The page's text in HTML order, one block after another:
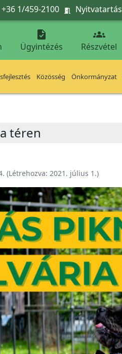
1/459-2100  Nyitvatartás

Ügyintézés

Részvétel
Közösség Önkormányzat
téren
(Létrehozva: 2021. július 1.)